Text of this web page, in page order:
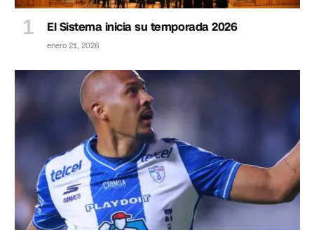
El Sistema inicia su temporada 2026
enero 21, 2026